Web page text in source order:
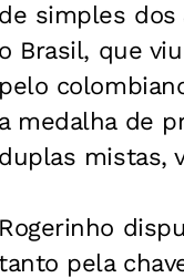
de simples dos
o Brasil, que
pelo
a medalha de
duplas mistas,
Rogerinho
pela